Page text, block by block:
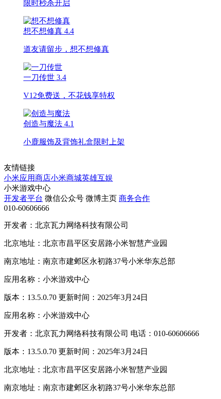
限时秒杀开启
想不想修真 4.4
道友请留步，想不想修真
一刀传世 3.4
V12免费送，不花钱享特权
创造与魔法 4.1
小鹿服饰及背饰礼盒限时上架
友情链接
小米应用商店小米商城英雄互娱
小米游戏中心
开发者平台 微信公众号 微博主页 商务合作
010-60606666
开发者：北京瓦力网络科技有限公司
北京地址：北京市昌平区安居路小米智慧产业园
南京地址：南京市建邺区永初路37号小米华东总部
应用名称：小米游戏中心
版本：13.5.0.70 更新时间：2025年3月24日
应用名称：小米游戏中心
开发者：北京瓦力网络科技有限公司 电话：010-60606666
版本：13.5.0.70 更新时间：2025年3月24日
北京地址：北京市昌平区安居路小米智慧产业园
南京地址：南京市建邺区永初路37号小米华东总部